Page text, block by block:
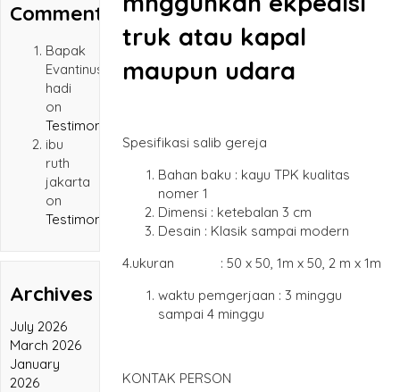
truk atau kapal
maupun udara
Spesifikasi salib gereja
Bahan baku : kayu TPK kualitas
nomer 1
Dimensi : ketebalan 3 cm
Desain : Klasik sampai modern
4.ukuran : 50 x 50, 1m x 50, 2 m x 1m
waktu pemgerjaan : 3 minggu
sampai 4 minggu
KONTAK PERSON
Comments
Bapak
Evantinus
hadi
on
Testimonial
ibu
ruth
jakarta
on
Testimonial
Archives
July 2026
March 2026
January
2026